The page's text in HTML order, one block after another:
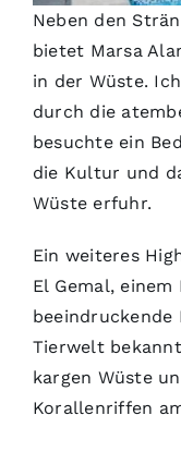
Neben den
bietet Marsa
in der Wüste.
durch die
besuchte ein
die Kultur und
Wüste erfuhr.
Ein weiteres
El Gemal,
beeindruckende
Tierwelt
kargen Wüste
Korallenriffen